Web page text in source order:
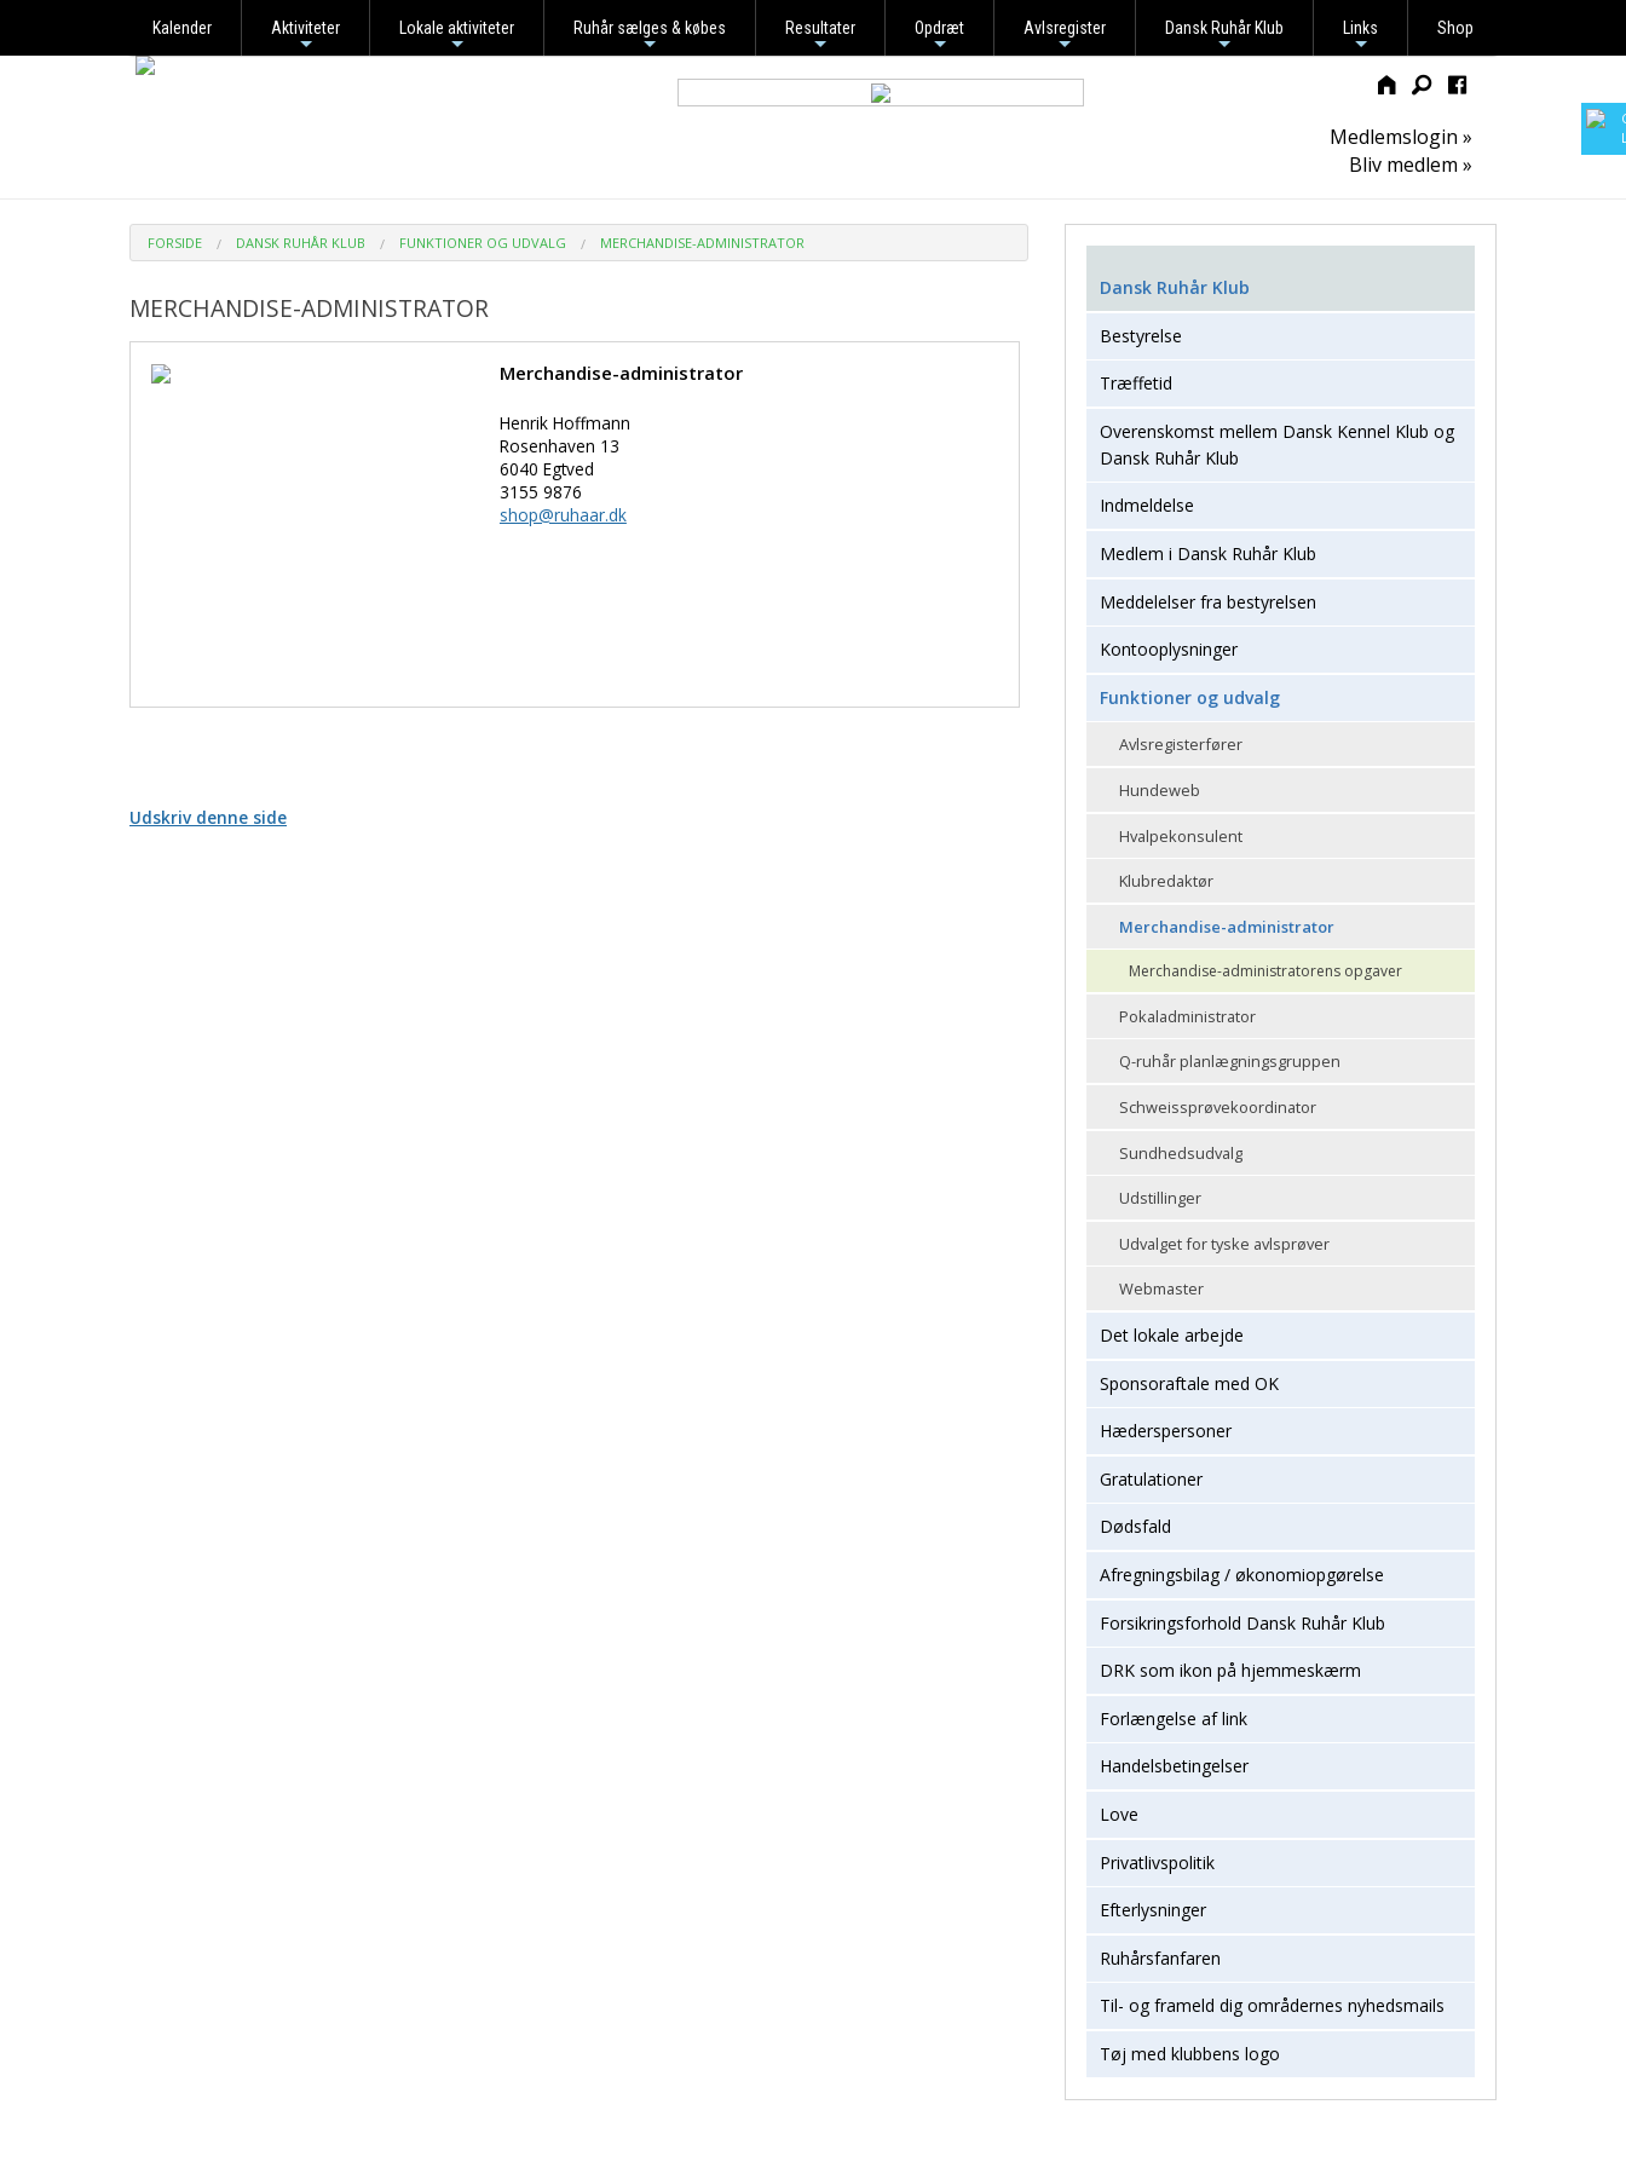
Kalender Aktiviteter Lokale aktiviteter Ruhår sælges & købes Resultater Opdræt Avlsregister Dansk Ruhår Klub Links Shop
Medlemslogin »
Bliv medlem »
FORSIDE DANSK RUHÅR KLUB FUNKTIONER OG UDVALG MERCHANDISE-ADMINISTRATOR
MERCHANDISE-ADMINISTRATOR
Merchandise-administrator
Henrik Hoffmann
Rosenhaven 13
6040 Egtved
3155 9876
shop@ruhaar.dk
Udskriv denne side
Dansk Ruhår Klub
Bestyrelse
Træffetid
Overenskomst mellem Dansk Kennel Klub og
Dansk Ruhår Klub
Indmeldelse
Medlem i Dansk Ruhår Klub
Meddelelser fra bestyrelsen
Kontooplysninger
Funktioner og udvalg
Avlsregisterfører
Hundeweb
Hvalpekonsulent
Klubredaktør
Merchandise-administrator
Merchandise-administratorens opgaver
Pokaladministrator
Q-ruhår planlægningsgruppen
Schweissprøvekoordinator
Sundhedsudvalg
Udstillinger
Udvalget for tyske avlsprøver
Webmaster
Det lokale arbejde
Sponsoraftale med OK
Hæderspersoner
Gratulationer
Dødsfald
Afregningsbilag / økonomiopgørelse
Forsikringsforhold Dansk Ruhår Klub
DRK som ikon på hjemmeskærm
Forlængelse af link
Handelsbetingelser
Love
Privatlivspolitik
Efterlysninger
Ruhårsfanfaren
Til- og frameld dig områdernes nyhedsmails
Tøj med klubbens logo